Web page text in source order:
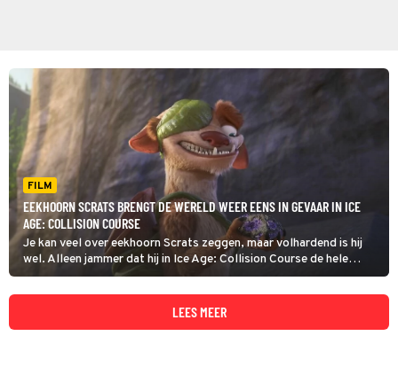
FILM
EEKHOORN SCRATS BRENGT DE WERELD WEER EENS IN GEVAAR IN ICE
AGE: COLLISION COURSE
Je kan veel over eekhoorn Scrats zeggen, maar volhardend is hij
wel. Alleen jammer dat hij in Ice Age: Collision Course de hele
wereld weer in gevaar brengt met zijn jacht op een eikel.
LEES MEER